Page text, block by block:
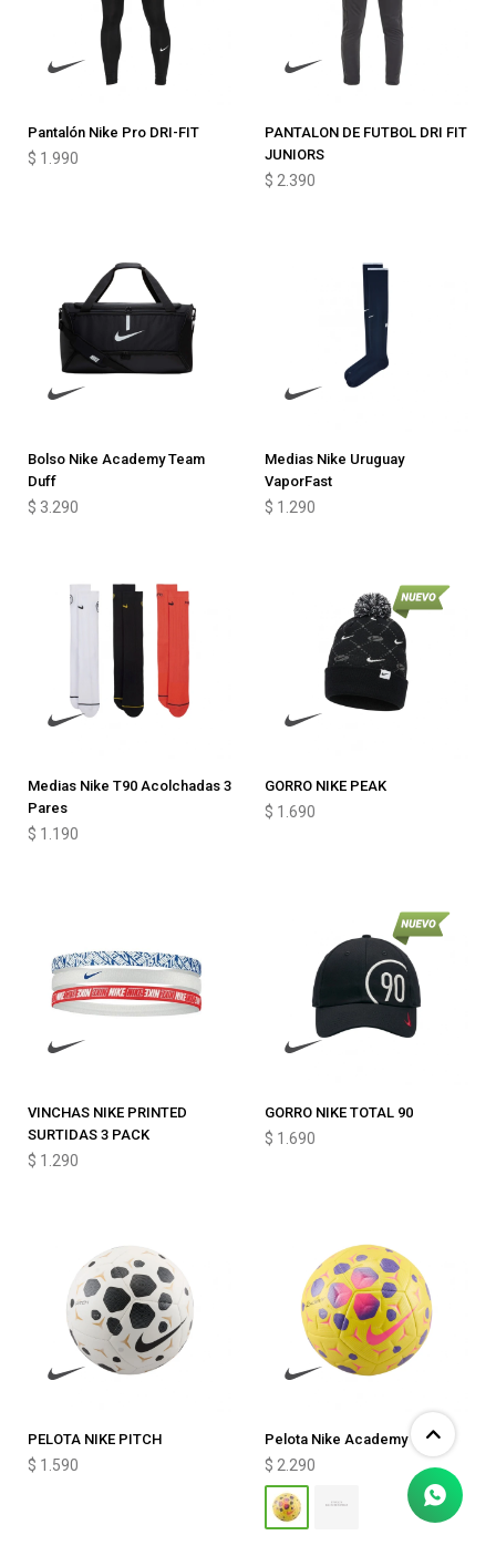
Pantalón Nike Pro DRI-FIT
$ 1.990
PANTALON DE FUTBOL DRI FIT
JUNIORS
$ 2.390
Bolso Nike Academy Team
Duff
$ 3.290
Medias Nike Uruguay
VaporFast
$ 1.290
Medias Nike T90 Acolchadas 3
Pares
$ 1.190
GORRO NIKE PEAK
$ 1.690
VINCHAS NIKE PRINTED
SURTIDAS 3 PACK
$ 1.290
GORRO NIKE TOTAL 90
$ 1.690
PELOTA NIKE PITCH
$ 1.590
Pelota Nike Academy
$ 2.290